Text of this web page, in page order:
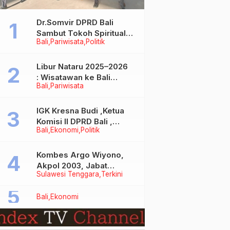
Bali Pariwisata Politik
Dr.Somvir DPRD Bali
Sambut Tokoh Spiritual
India Baba Bageshwar
Bali Pariwisata
Libur Nataru 2025–2026
: Wisatawan ke Bali
Meningkat, Isu Penurunan
Bali Ekonomi Politik
IGK Kresna Budi ,Ketua
Komisi II DPRD Bali ,
Angkat Bicara Soal
Bersubsidi Jenis Solar
Sulawesi Tenggara Terkini
Kombes Argo Wiyono,
Akpol 2003, Jabat
Dirlantas Polda Sultra
Bali Ekonomi